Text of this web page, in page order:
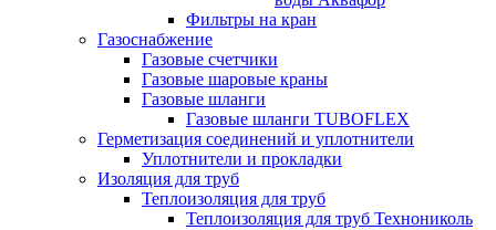
Фильтры на кран
Газоснабжение
Газовые счетчики
Газовые шаровые краны
Газовые шланги
Газовые шланги TUBOFLEX
Герметизация соединений и уплотнители
Уплотнители и прокладки
Изоляция для труб
Теплоизоляция для труб
Теплоизоляция для труб Технониколь